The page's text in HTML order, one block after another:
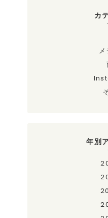
カ
メ
年別